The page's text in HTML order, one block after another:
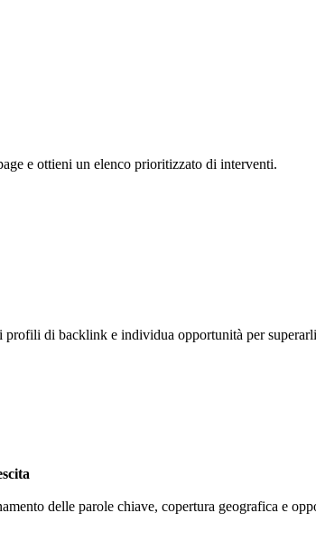
e ottieni un elenco prioritizzato di interventi.
profili di backlink e individua opportunità per
delle parole chiave, copertura geografica e